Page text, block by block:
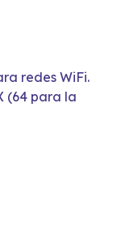
redes WiFi.
(64 para la